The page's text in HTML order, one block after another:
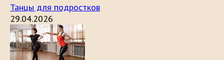
Танцы для подростков
29.04.2026